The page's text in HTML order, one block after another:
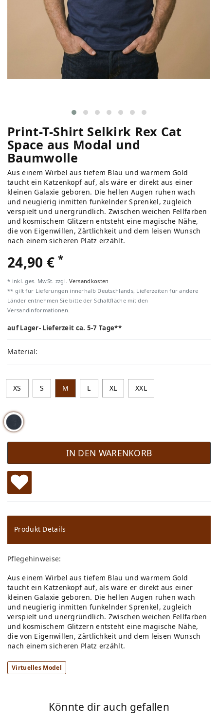
Print-T-Shirt Selkirk Rex Cat
Space aus Modal und
Baumwolle
Aus einem Wirbel aus tiefem Blau und warmem Gold
taucht ein Katzenkopf auf, als wäre er direkt aus einer
kleinen Galaxie geboren. Die hellen Augen ruhen wach
und neugierig inmitten funkelnder Sprenkel, zugleich
verspielt und unergründlich. Zwischen weichen Fellfarben
und kosmischem Glitzern entsteht eine magische Nähe,
die von Eigenwillen, Zärtlichkeit und dem leisen Wunsch
nach einem sicheren Platz erzählt.
24,90 €*
* inkl. ges. MwSt. zzgl. Versandkosten
** gilt für Lieferungen innerhalb Deutschlands, Lieferzeiten für andere
Länder entnehmen Sie bitte der Schaltfläche mit den
Versandinformationen.
auf Lager- Lieferzeit ca. 5-7 Tage**
Material:
XS S M L XL XXL
IN DEN WARENKORB
W
u
ns
ch
lis
te
Produkt Details
Pflegehinweise:
Aus einem Wirbel aus tiefem Blau und warmem Gold
taucht ein Katzenkopf auf, als wäre er direkt aus einer
kleinen Galaxie geboren. Die hellen Augen ruhen wach
und neugierig inmitten funkelnder Sprenkel, zugleich
verspielt und unergründlich. Zwischen weichen Fellfarben
und kosmischem Glitzern entsteht eine magische Nähe,
die von Eigenwillen, Zärtlichkeit und dem leisen Wunsch
nach einem sicheren Platz erzählt.
Virtuelles Model
Könnte dir auch gefallen